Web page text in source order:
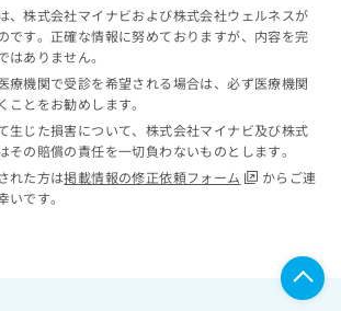
、株式会社マイナビおよび株式会社ウェルネスが
です。正確な情報に努めておりますが、内容を完
ありません。
療機関で受診を希望される場合は、必ず医療機関
ことをお勧めします。
生じた損害について、株式会社マイナビ及び株式
その賠償の責任を一切負わないものとします。
れた方は掲載情報の修正依頼フォーム
からご連
です。